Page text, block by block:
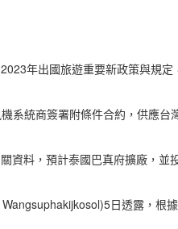
年出國旅遊重要新政策與規定
統商簽署附條件合約，供應台
資料，預計泰國巴真府擴廠，並
日透露，根